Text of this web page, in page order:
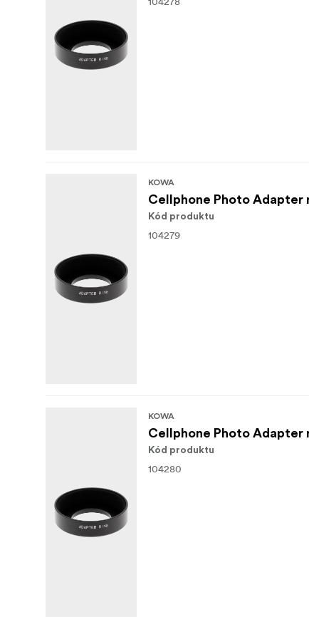
KOWA
Cellphone Photo Adapter
Kód produktu
104279
KOWA
Cellphone Photo Adapter
Kód produktu
104280